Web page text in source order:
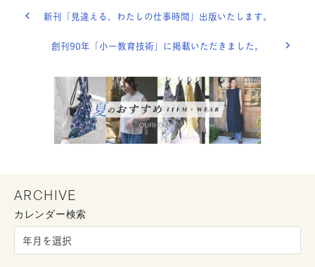
新刊「見違える、わたしの仕事時間」出版いたします。
創刊90年「小一教育技術」に掲載いただきました。
ARCHIVE
カレンダー検索